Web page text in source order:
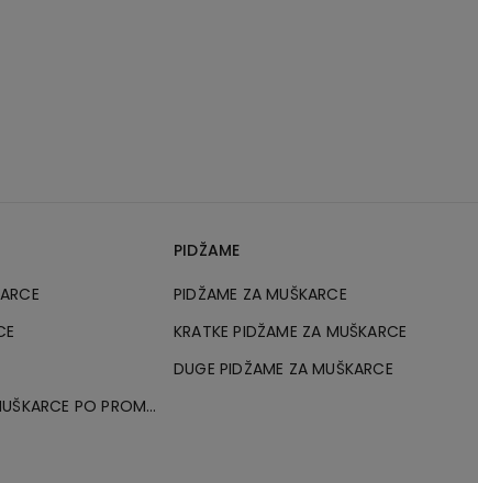
GAĆE I BOKSERICE ZA MUŠKARCE PO PROMO CIJENI
PIDŽAME
PIDŽAME ZA MUŠKARCE
KRATKE PIDŽAME ZA MUŠKARCE
DUGE PIDŽAME ZA MUŠKARCE